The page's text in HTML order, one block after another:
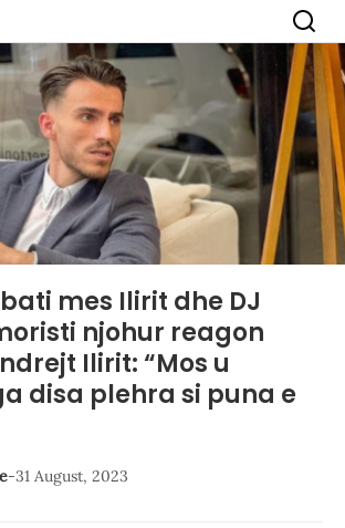
mes Ilirit dhe DJ
njohur reagon
Ilirit: “Mos u
disa plehra si puna e
-31 August, 2023